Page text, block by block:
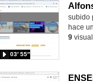
subido
03′ 55″
hace
9